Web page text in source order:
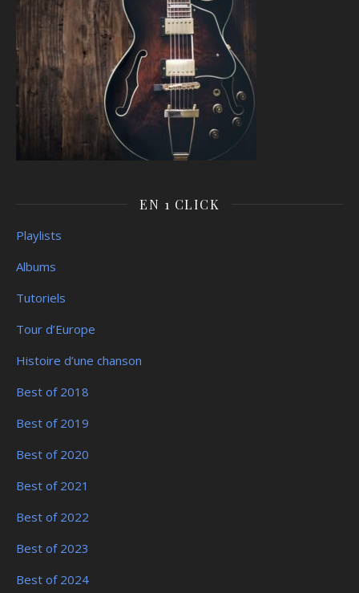
EN 1 CLICK
Playlists
Albums
Tutoriels
Tour d’Europe
Histoire d’une chanson
Best of 2018
Best of 2019
Best of 2020
Best of 2021
Best of 2022
Best of 2023
Best of 2024